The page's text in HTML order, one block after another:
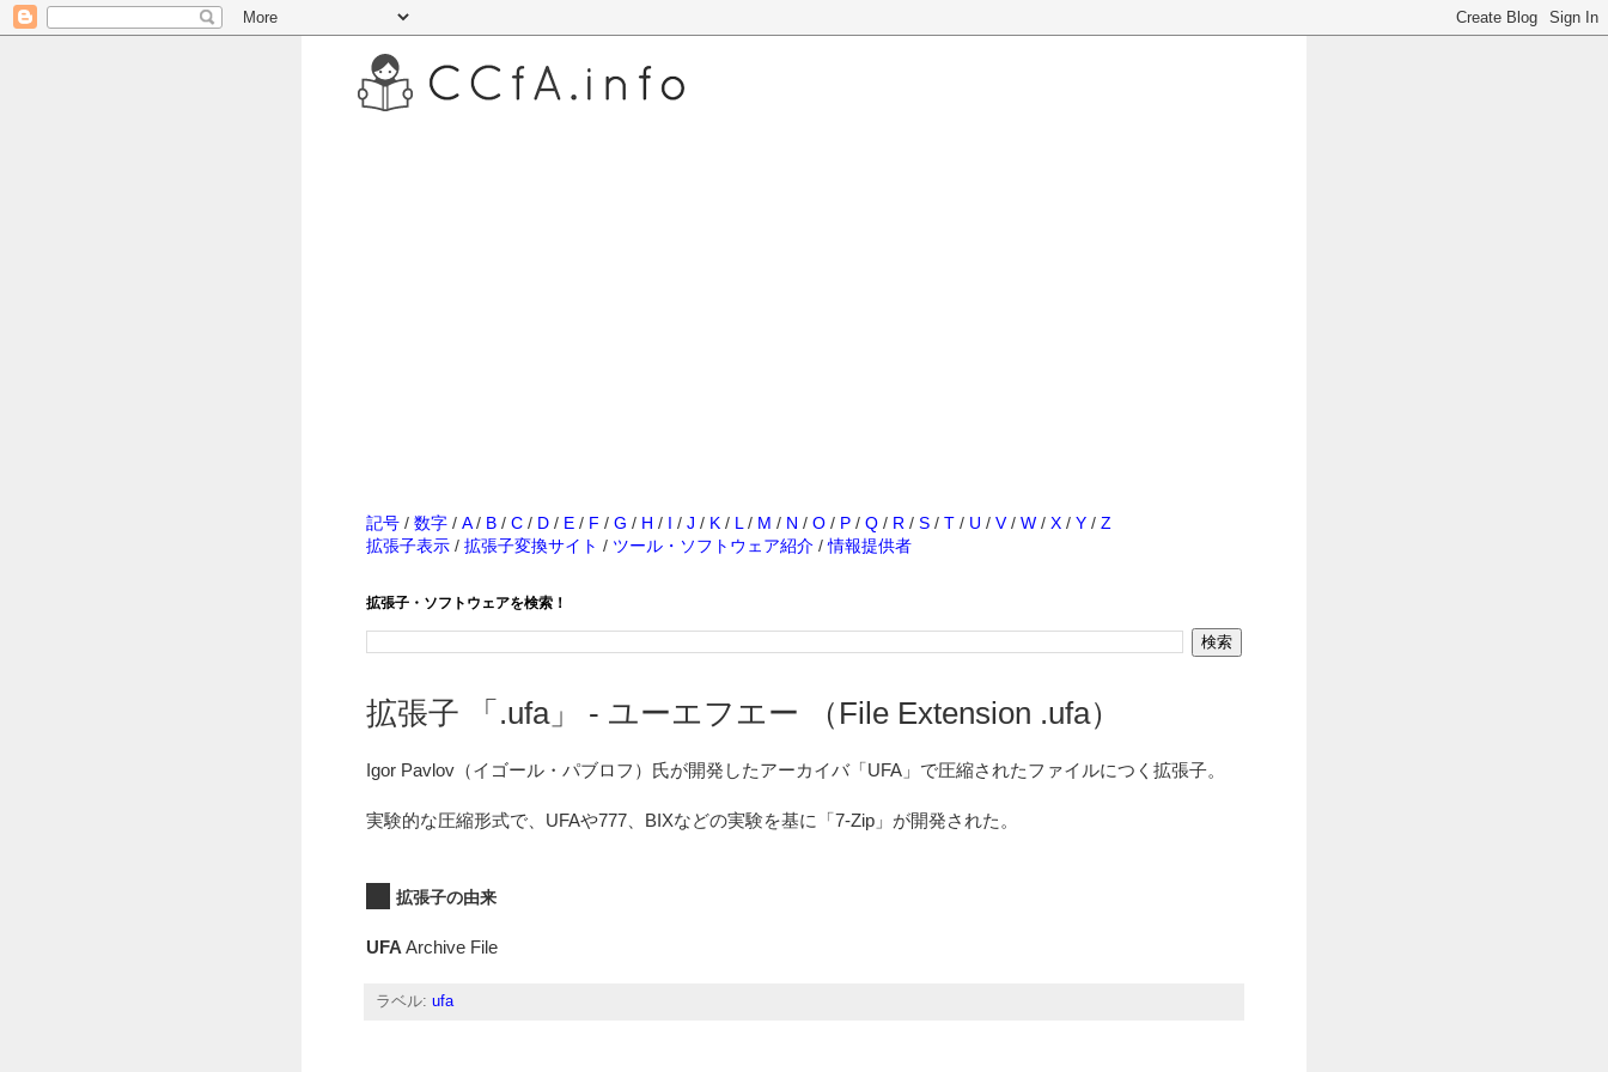
記号 / 数字 / A/ B / C / D / E / F / G / H / I / J / K / L / M / N / O / P / Q / R / S / T / U / V/ W / X / Y / Z
拡張子表示 / 拡張子変換サイト / ツール・ソフトウェア紹介 /情報提供者
拡張子・ソフトウェアを検索！
拡張子 「.ufa」 - ユーエフエー （File Extension .ufa）
Igor Pavlov（イゴール・パブロフ）氏が開発したアーカイバ「UFA」で圧縮されたファイルにつく拡張子。
実験的な圧縮形式で、UFAや777、BIXなどの実験を基に「7-Zip」が開発された。
拡張子の由来
UFA Archive File
ラベル: ufa